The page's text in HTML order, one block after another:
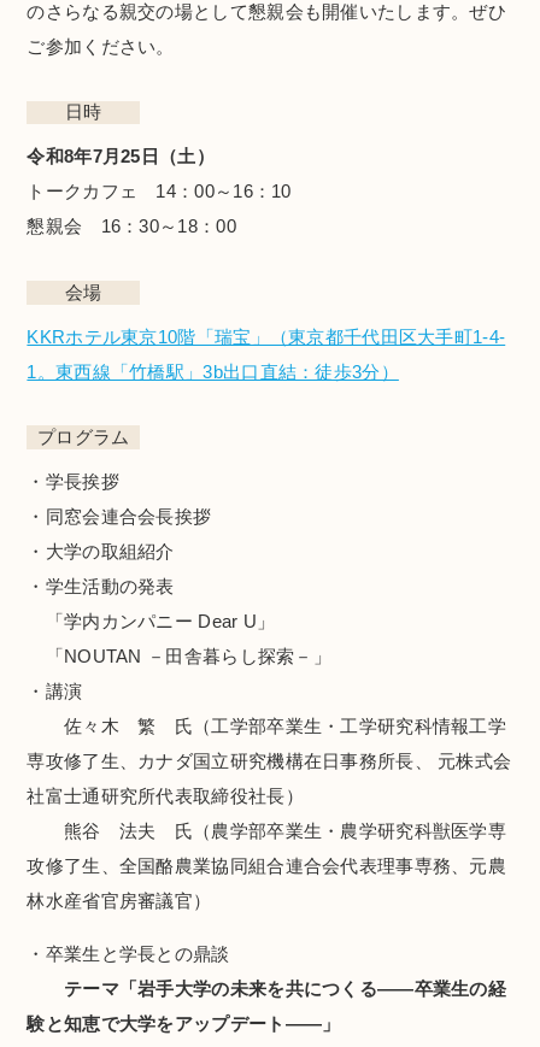
のさらなる親交の場として懇親会も開催いたします。ぜひ
ご参加ください。
日時
令和8年7月25日（土）
トークカフェ 14：00～16：10
懇親会 16：30～18：00
会場
KKRホテル東京10階「瑞宝」（東京都千代田区大手町1-4-
1。東西線「竹橋駅」3b出口直結：徒歩3分）
プログラム
・学長挨拶
・同窓会連合会長挨拶
・大学の取組紹介
・学生活動の発表
「学内カンパニー Dear U」
「NOUTAN －田舎暮らし探索－」
・講演
佐々木 繁 氏（工学部卒業生・工学研究科情報工学
専攻修了生、カナダ国立研究機構在日事務所長、 元株式会
社富士通研究所代表取締役社長）
熊谷 法夫 氏（農学部卒業生・農学研究科獣医学専
攻修了生、全国酪農業協同組合連合会代表理事専務、元農
林水産省官房審議官）
・卒業生と学長との鼎談
テーマ「岩手大学の未来を共につくる――卒業生の経
験と知恵で大学をアップデート――」